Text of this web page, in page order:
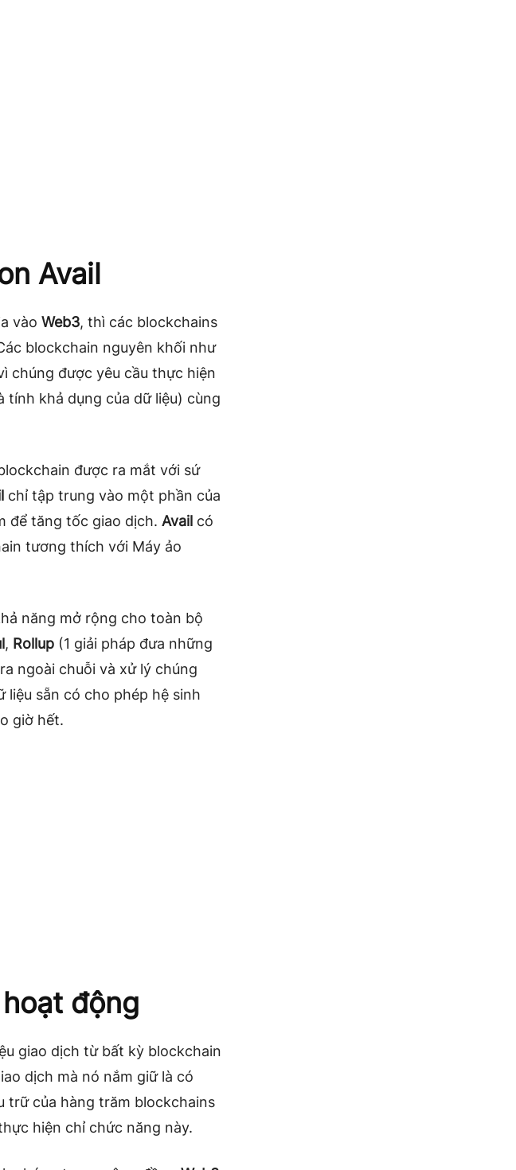
Avail
vào Web3, thì các blockchains
blockchain nguyên khối như
chúng được yêu cầu thực hiện
tính khả dụng của dữ liệu) cùng
được ra mắt với sứ
chỉ tập trung vào một phần của
để tăng tốc giao dịch. Avail có
tương thích với Máy ảo
năng mở rộng cho toàn bộ
, Rollup (1 giải pháp đưa những
ngoài chuỗi và xử lý chúng
sẵn có cho phép hệ sinh
giờ hết.
động
giao dịch từ bất kỳ blockchain
dịch mà nó nắm giữ là có
trữ của hàng trăm blockchains
hiện chỉ chức năng này.